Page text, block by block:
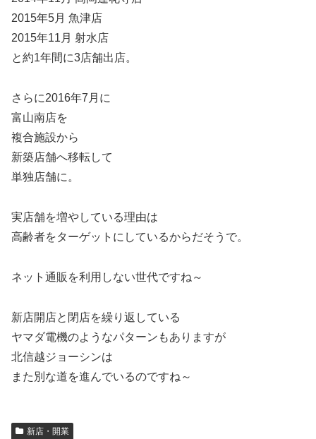
2015年5月 魚津店
2015年11月 射水店
と約1年間に3店舗出店。
さらに2016年7月に
富山南店を
複合施設から
新築店舗へ移転して
単独店舗に。
実店舗を増やしている理由は
高齢者をターゲットにしているからだそうで。
ネット通販を利用しない世代ですね～
新店開店と閉店を繰り返している
ヤマダ電機のようなパターンもありますが
北信越ジョーシンは
また別な道を進んでいるのですね～
新店・開業